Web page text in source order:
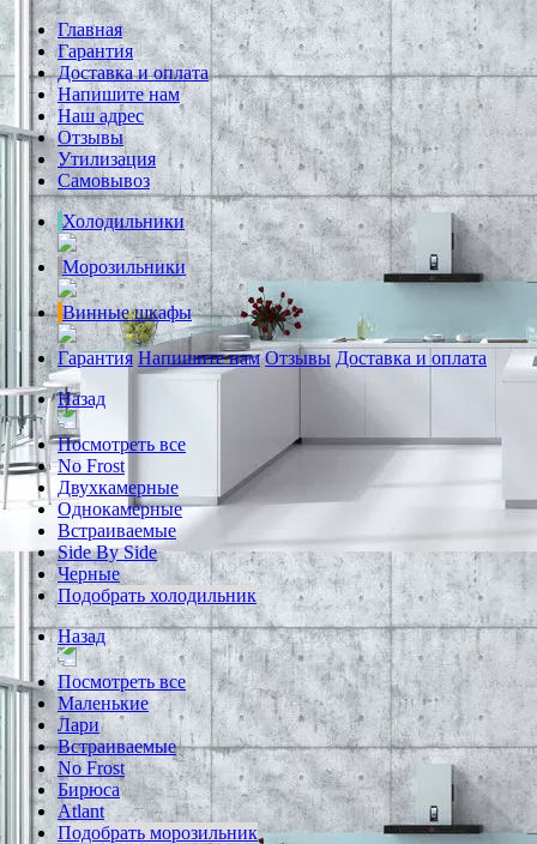
Главная
Гарантия
Доставка и оплата
Напишите нам
Наш адрес
Отзывы
Утилизация
Самовывоз
Холодильники
Морозильники
Винные шкафы
Гарантия Напишите нам Отзывы Доставка и оплата
Назад
Посмотреть все
No Frost
Двухкамерные
Однокамерные
Встраиваемые
Side By Side
Черные
Подобрать холодильник
Назад
Посмотреть все
Маленькие
Лари
Встраиваемые
No Frost
Бирюса
Atlant
Подобрать морозильник